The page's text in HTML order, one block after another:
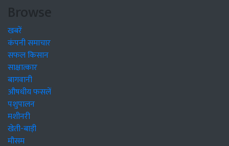
Browse
खबरें
कंपनी समाचार
सफल किसान
साक्षात्कार
बागवानी
औषधीय फसलें
पशुपालन
मशीनरी
खेती-बाड़ी
मौसम